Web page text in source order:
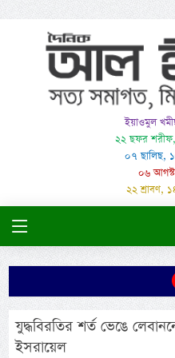
ইয়াওমুল
২২ ছফর
০৭ ছালিছ,
০৬
২২ শ্রাবণ,
যুদ্ধবিরতির শর্ত ভেঙে
ইসরায়েল